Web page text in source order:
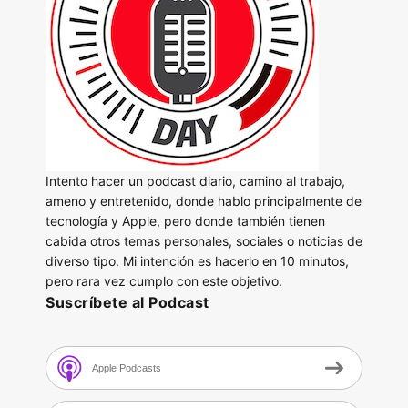
Intento hacer un podcast diario, camino al trabajo,
ameno y entretenido, donde hablo principalmente de
tecnología y Apple, pero donde también tienen
cabida otros temas personales, sociales o noticias de
diverso tipo. Mi intención es hacerlo en 10 minutos,
pero rara vez cumplo con este objetivo.
Suscríbete al Podcast
Apple Podcasts